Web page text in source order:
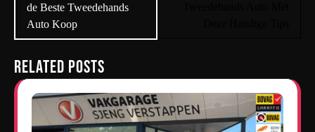
de Beste Tweedehands
Auto Koop
Related Posts